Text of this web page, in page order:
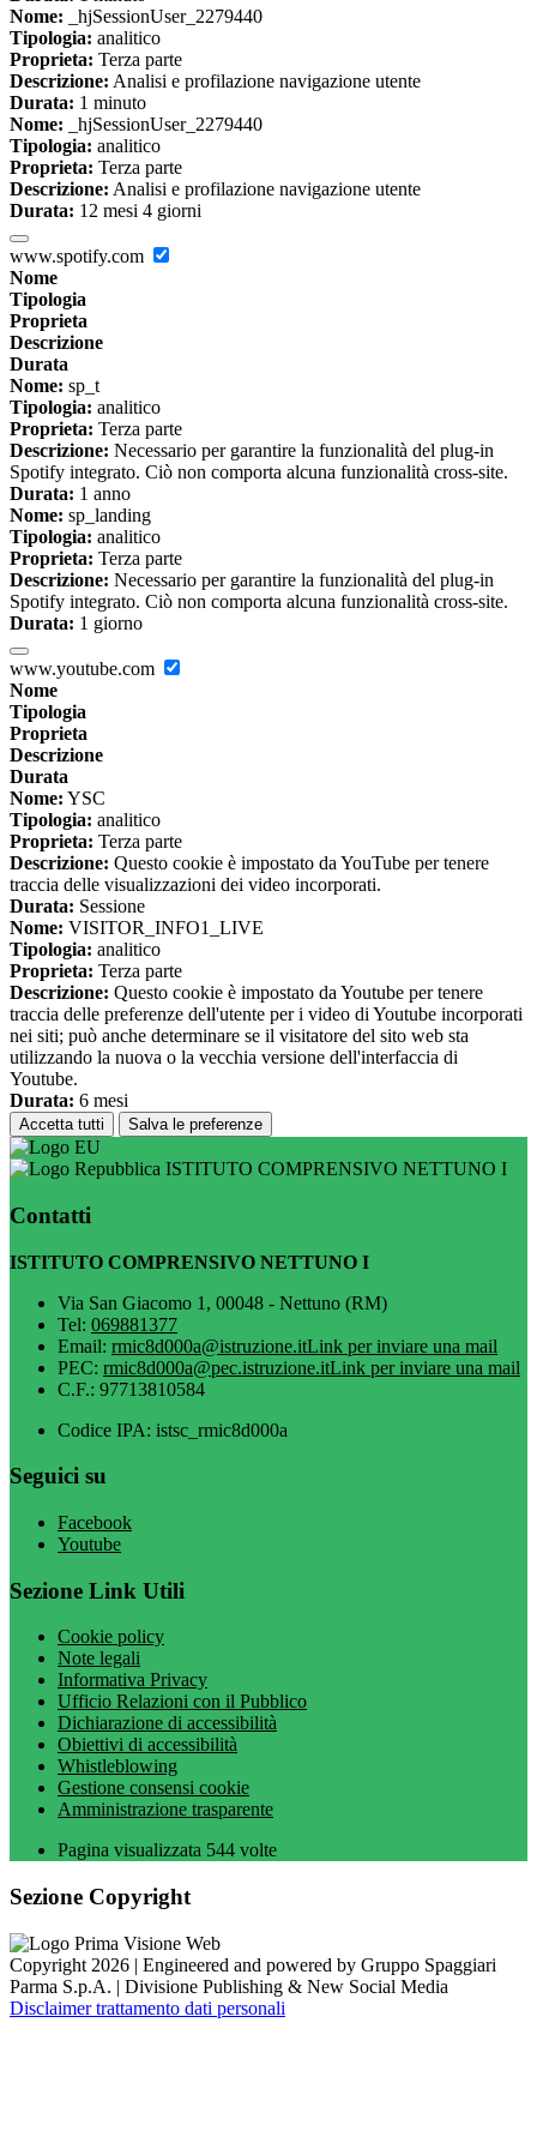
Nome: _hjSessionUser_2279440
Tipologia: analitico
Proprieta: Terza parte
Descrizione: Analisi e profilazione navigazione utente
Durata: 1 minuto
Nome: _hjSessionUser_2279440
Tipologia: analitico
Proprieta: Terza parte
Descrizione: Analisi e profilazione navigazione utente
Durata: 12 mesi 4 giorni
www.spotify.com
Nome
Tipologia
Proprieta
Descrizione
Durata
Nome: sp_t
Tipologia: analitico
Proprieta: Terza parte
Descrizione: Necessario per garantire la funzionalità del plug-in
Spotify integrato. Ciò non comporta alcuna funzionalità cross-site.
Durata: 1 anno
Nome: sp_landing
Tipologia: analitico
Proprieta: Terza parte
Descrizione: Necessario per garantire la funzionalità del plug-in
Spotify integrato. Ciò non comporta alcuna funzionalità cross-site.
Durata: 1 giorno
www.youtube.com
Nome
Tipologia
Proprieta
Descrizione
Durata
Nome: YSC
Tipologia: analitico
Proprieta: Terza parte
Descrizione: Questo cookie è impostato da YouTube per tenere
traccia delle visualizzazioni dei video incorporati.
Durata: Sessione
Nome: VISITOR_INFO1_LIVE
Tipologia: analitico
Proprieta: Terza parte
Descrizione: Questo cookie è impostato da Youtube per tenere
traccia delle preferenze dell'utente per i video di Youtube incorporati
nei siti; può anche determinare se il visitatore del sito web sta
utilizzando la nuova o la vecchia versione dell'interfaccia di
Youtube.
Durata: 6 mesi
Accetta tutti Salva le preferenze
ISTITUTO COMPRENSIVO NETTUNO I
Contatti
ISTITUTO COMPRENSIVO NETTUNO I
Via San Giacomo 1, 00048 - Nettuno (RM)
Tel: 069881377
Email: rmic8d000a@istruzione.itLink per inviare una mail
PEC: rmic8d000a@pec.istruzione.itLink per inviare una mail
C.F.: 97713810584
Codice IPA: istsc_rmic8d000a
Seguici su
Facebook
Youtube
Sezione Link Utili
Cookie policy
Note legali
Informativa Privacy
Ufficio Relazioni con il Pubblico
Dichiarazione di accessibilità
Obiettivi di accessibilità
Whistleblowing
Gestione consensi cookie
Amministrazione trasparente
Pagina visualizzata 544 volte
Sezione Copyright
Copyright 2026 | Engineered and powered by Gruppo Spaggiari
Parma S.p.A. | Divisione Publishing & New Social Media
Disclaimer trattamento dati personali